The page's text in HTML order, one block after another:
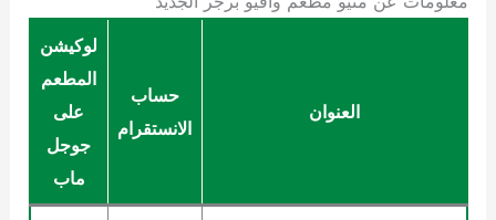
العنوان
حساب
الانستقرام
لوكيشن
المطعم
على
جوجل
ماب